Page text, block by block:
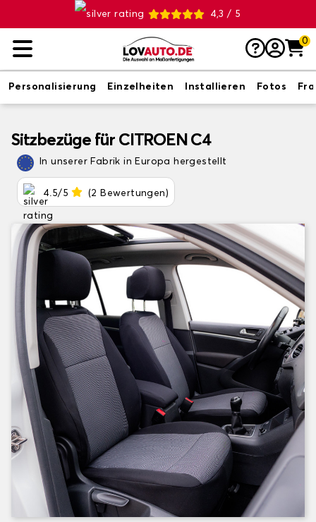
4,3 / 5
0
Personalisierung Einzelheiten Installieren Fotos
Sitzbezüge für CITROEN C4
In unserer Fabrik in Europa hergestellt
4.5/5 (2 Bewertungen)